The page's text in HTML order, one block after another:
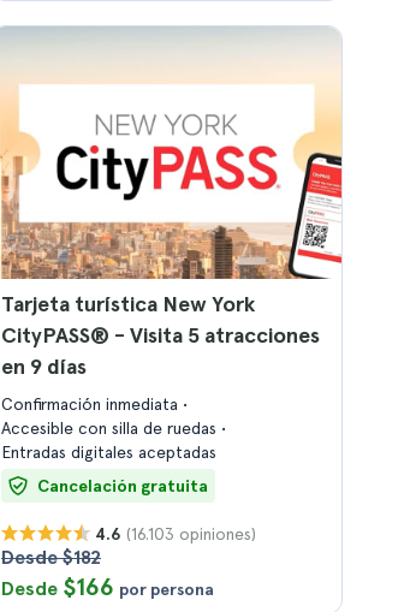
Tarjeta turística New York
CityPASS® - Visita 5 atracciones
en 9 días
Confirmación inmediata
Accesible con silla de ruedas
Entradas digitales aceptadas
Cancelación gratuita
4.6 (16.103 opiniones)
Desde $182
Desde $166 por persona